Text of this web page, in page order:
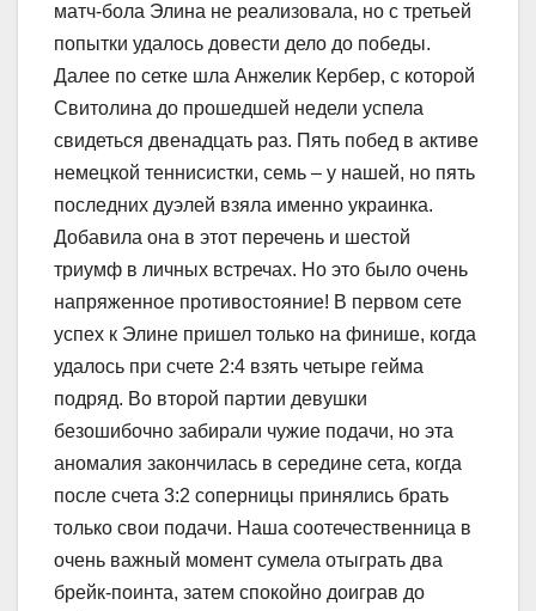
матч-бола Элина не реализовала, но с третьей
попытки удалось довести дело до победы.
Далее по сетке шла Анжелик Кербер, с которой
Свитолина до прошедшей недели успела
свидеться двенадцать раз. Пять побед в активе
немецкой теннисистки, семь – у нашей, но пять
последних дуэлей взяла именно украинка.
Добавила она в этот перечень и шестой
триумф в личных встречах. Но это было очень
напряженное противостояние! В первом сете
успех к Элине пришел только на финише, когда
удалось при счете 2:4 взять четыре гейма
подряд. Во второй партии девушки
безошибочно забирали чужие подачи, но эта
аномалия закончилась в середине сета, когда
после счета 3:2 соперницы принялись брать
только свои подачи. Наша соотечественница в
очень важный момент сумела отыграть два
брейк-поинта, затем спокойно доиграв до